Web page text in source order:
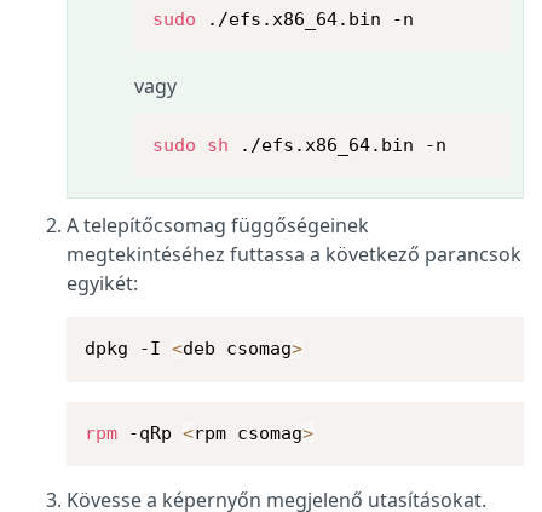
sudo ./efs.x86_64.bin -n
vagy
sudo sh ./efs.x86_64.bin -n
A telepítőcsomag függőségeinek
megtekintéséhez futtassa a következő parancsok
egyikét:
dpkg -I <deb csomag>
rpm -qRp <rpm csomag>
Kövesse a képernyőn megjelenő utasításokat.